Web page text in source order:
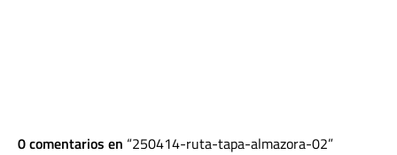
0 comentarios en 250414-ruta-tapa-almazora-02